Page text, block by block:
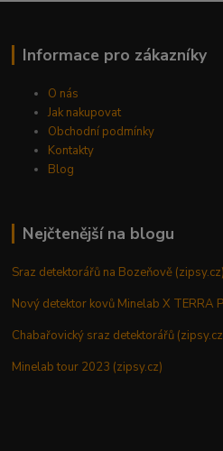
Informace pro zákazníky
O nás
Jak nakupovat
Obchodní podmínky
Kontakty
Blog
Nejčtenější na blogu
Sraz detektorářů na Bozeňově (zipsy.cz)
Nový detektor kovů Minelab X TERRA
Chabařovický sraz detektorářů
Minelab tour 2023 (zipsy.cz)